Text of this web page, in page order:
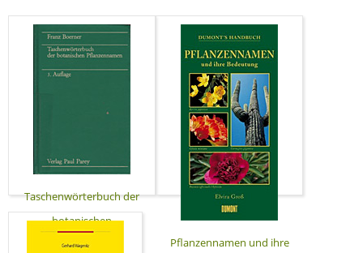
Taschenwörterbuch der
botanischen
Pflanzennamen
Pflanzennamen und ihre